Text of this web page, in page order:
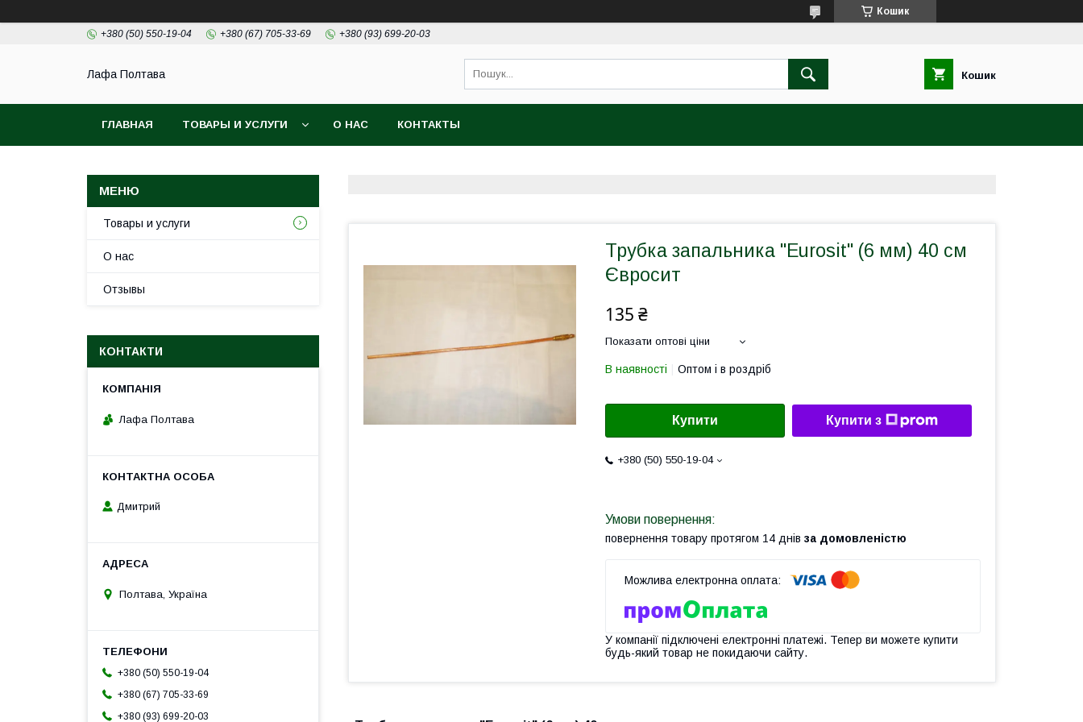
Кошик
+380 (50) 550-19-04 +380 (67) 705-33-69 +380 (93) 699-20-03
Лафа Полтава Кошик
ГЛАВНАЯ ТОВАРЫ И УСЛУГИ О НАС КОНТАКТЫ
Трубка запальника "Eurosit" (6 мм) 40 см
Євросит
135 ₴
Показати оптові ціни
В наявності Оптом і в роздріб
Купити Купити з
+380 (50) 550-19-04
повернення товару протягом 14 днів за домовленістю
У компанії підключені електронні платежі. Тепер ви можете купити
будь-який товар не покидаючи сайту.
Товары и услуги
О нас
Отзывы
КОНТАКТИ
Лафа Полтава
Дмитрий
Полтава, Україна
+380 (50) 550-19-04
+380 (67) 705-33-69
+380 (93) 699-20-03